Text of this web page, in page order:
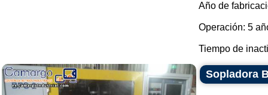
Año de
Operación: 5
Tiempo de
Sopladora